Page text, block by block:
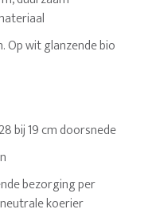
Op wit glanzende bio
bij 19 cm doorsnede
bezorging per
koerier